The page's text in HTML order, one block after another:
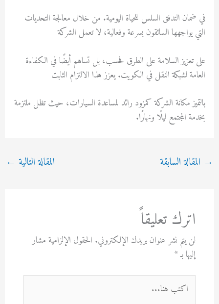
في ضمان التدفق السلس للحياة اليومية. من خلال معالجة التحديات
التي يواجهها السائقون بسرعة وفعالية، لا تعمل الشركة
على تعزيز السلامة على الطرق فحسب، بل تساهم أيضًا في الكفاءة
العامة لشبكة النقل في الكويت. يعزز هذا الالتزام الثابت
بالتميز مكانة الشركة كمزود رائد لمساعدة السيارات، حيث تظل ملتزمة
بخدمة المجتمع ليلًا ونهارًا.
→ المقالة السابقة المقالة التالية ←
اترك تعليقاً
لن يتم نشر عنوان بريدك الإلكتروني. الحقول الإلزامية مشار
إليها بـ*
اكتب
هنا...